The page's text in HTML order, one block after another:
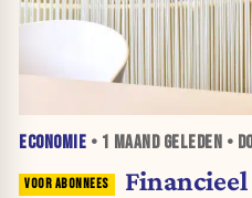
ECONOMIE • 1 MAANDGELEDEN •